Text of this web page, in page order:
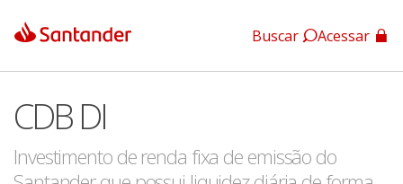
App Santander
App Santander Empresas
Buscar Acessar
CDB DI
Investimento de renda fixa de emissão do